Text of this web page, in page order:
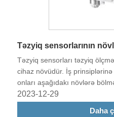
Təzyiq sensorlarının
Təzyiq sensorları təzyiq
cihaz növüdür. İş
onları aşağıdakı növlərə
2023-12-29
Daha